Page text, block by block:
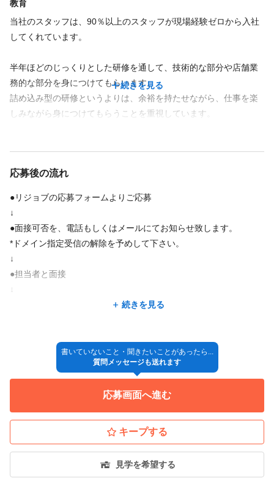
・上限額
15000円
福利厚生の詳細
インセンティブ制度もあり（月間売上額などに応じます）
服装は自由ですが、エプロンを貸与します。
特徴
経験者歓迎 駅近 アットホーム 客単価5,000円未満
インセンティブあり
■制服貸与 ■確定申告補助 ■昇給
■各種手当(指名、物販、個人売上)
未経験歓迎 経験者歓迎 駅近 新卒歓迎 アットホーム 地域密着
通信生歓迎 完全歩合
教育
当社のスタッフは、90％以上のスタッフが現場経験ゼロから入社
してくれています。
半年ほどのじっくりとした研修を通して、技術的な部分や店舗業
務的な部分を身につけてもらいます。
詰め込み型の研修というよりは、余裕を持たせながら、仕事を楽
しみながら身につけてもらうことを重視しています。
続きを見る
応募後の流れ
●リジョブの応募フォームよりご応募
↓
●面接可否を、電話もしくはメールにてお知らせ致します。
*ドメイン指定受信の解除を予めして下さい。
↓
●担当者と面接
↓
*採用方法が変更となる場合もございますので、ご了承ください。
続きを見る
書いていないこと・聞きたいことがあったら...
質問メッセージも送れます
応募画面へ進む
キープする
見学を希望する